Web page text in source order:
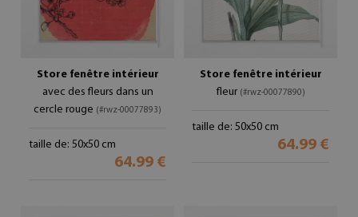
Store fenêtre intérieur
avec des fleurs dans un
cercle rouge (#rwz-00077893)
taille de: 50x50 cm
64.99 €
Store fenêtre intérieur
fleur (#rwz-00077890)
taille de: 50x50 cm
64.99 €